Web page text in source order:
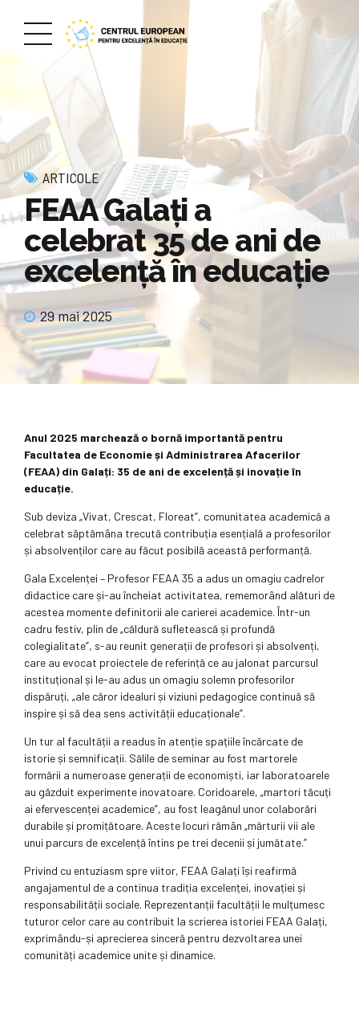
ARTICOLE
FEAA Galați a
celebrat 35 de ani de
excelență în educație
29 mai 2025
Anul 2025 marchează o bornă importantă pentru
Facultatea de Economie și Administrarea Afacerilor
(FEAA) din Galați: 35 de ani de excelență și inovație în
educație.
Sub deviza „Vivat, Crescat, Floreat”, comunitatea academică a
celebrat săptămâna trecută contribuția esențială a profesorilor
și absolvenților care au făcut posibilă această performanță.
Gala Excelenței – Profesor FEAA 35 a adus un omagiu cadrelor
didactice care și-au încheiat activitatea, rememorând alături de
acestea momente definitorii ale carierei academice. Într-un
cadru festiv, plin de „căldură sufletească și profundă
colegialitate”, s-au reunit generații de profesori și absolvenți,
care au evocat proiectele de referință ce au jalonat parcursul
instituțional și le-au adus un omagiu solemn profesorilor
dispăruți, „ale căror idealuri și viziuni pedagogice continuă să
inspire și să dea sens activității educaționale”.
Un tur al facultății a readus în atenție spațiile încărcate de
istorie și semnificații. Sălile de seminar au fost martorele
formării a numeroase generații de economiști, iar laboratoarele
au găzduit experimente inovatoare. Coridoarele, „martori tăcuți
ai efervescenței academice”, au fost leagănul unor colaborări
durabile și promițătoare. Aceste locuri rămân „mărturii vii ale
unui parcurs de excelență întins pe trei decenii și jumătate.”
Privind cu entuziasm spre viitor, FEAA Galați își reafirmă
angajamentul de a continua tradiția excelenței, inovației și
responsabilității sociale. Reprezentanții facultății le mulțumesc
tuturor celor care au contribuit la scrierea istoriei FEAA Galați,
exprimându-și aprecierea sinceră pentru dezvoltarea unei
comunități academice unite și dinamice.